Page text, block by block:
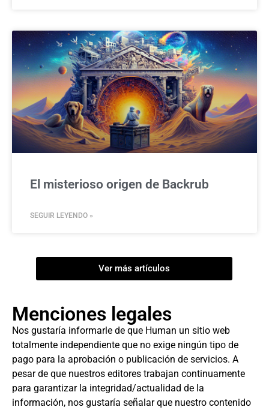
El misterioso origen de Backrub
SEGUIR LEYENDO »
Ver más artículos
Menciones legales
Nos gustaría informarle de que Human un sitio web
totalmente independiente que no exige ningún tipo de
pago para la aprobación o publicación de servicios. A
pesar de que nuestros editores trabajan continuamente
para garantizar la integridad/actualidad de la
información, nos gustaría señalar que nuestro contenido